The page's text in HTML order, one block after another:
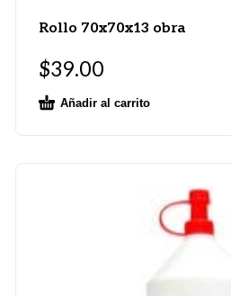
Rollo 70x70x13 obra
$39.00
Añadir al carrito